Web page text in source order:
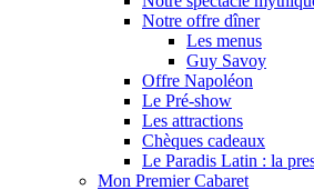
Notre offre dîner
Les menus
Guy Savoy
Offre Napoléon
Le Pré-show
Les attractions
Chèques cadeaux
Le Paradis Latin : la
Mon Premier Cabaret